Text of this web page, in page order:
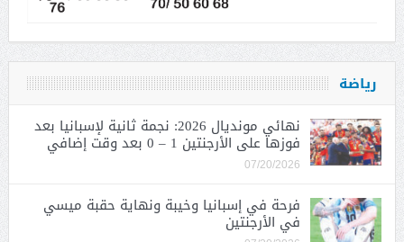
رياضة
نهائي مونديال 2026: نجمة ثانية لإسبانيا بعد
فوزها على الأرجنتين 1 – 0 بعد وقت إضافي
07/20/2026
فرحة في إسبانيا وخيبة ونهاية حقبة ميسي
في الأرجنتين